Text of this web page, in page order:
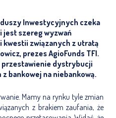
Inwestycyjnych czeka
jest szereg wyzwań
związanych z utratą
prezes AgioFunds TFI.
przestawienie dystrybucji
bankowej na niebankową.
Mamy na rynku tyle zmian
z brakiem zaufania, że